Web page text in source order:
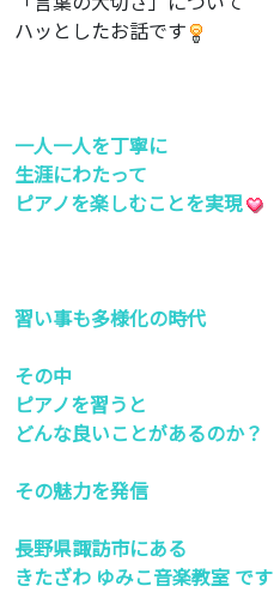
ハッとしたお話です
一人一人を丁寧に
生涯にわたって
ピアノを楽しむことを実現
習い事も多様化の時代
その中
ピアノを習うと
どんな良いことがあるのか？
その魅力を発信
長野県諏訪市にある
きたざわ ゆみこ音楽教室 です